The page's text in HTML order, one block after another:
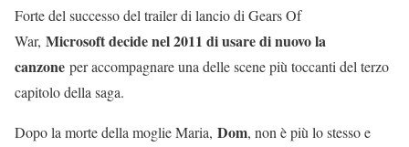
Forte del successo del trailer di lancio di Gears Of
War, Microsoft decide nel 2011 di usare di nuovo la
canzone per accompagnare una delle scene più toccanti del terzo
capitolo della saga.
Dopo la morte della moglie Maria, Dom, non è più lo stesso e